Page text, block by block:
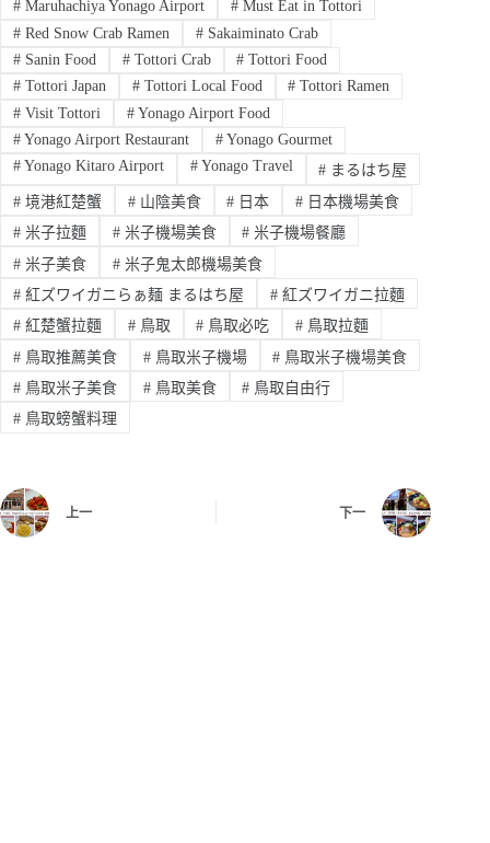
#Maruhachiya Yonago Airport #Must Eat in Tottori
#Red Snow Crab Ramen #Sakaiminato Crab
#Sanin Food #Tottori Crab # Tottori Food
#Tottori Japan #Tottori Local Food # Tottori Ramen
#Visit Tottori #Yonago Airport Food
#Yonago Airport Restaurant #Yonago Gourmet
#Yonago Kitaro Airport #Yonago Travel # まるはち屋
#境港紅楚蟹 #山陰美食 # 日本 # 日本機場美食
#米子拉麵 #米子機場美食 # 米子機場餐廳
#米子美食 #米子鬼太郎機場美食
#紅ズワイガニらぁ麺 まるはち屋 #紅ズワイガニ拉麵
#紅楚蟹拉麵 #鳥取 # 鳥取必吃 # 鳥取拉麵
#鳥取推薦美食 #鳥取米子機場 # 鳥取米子機場美食
#鳥取米子美食 #鳥取美食 # 鳥取自由行
#鳥取螃蟹料理
上一 下一